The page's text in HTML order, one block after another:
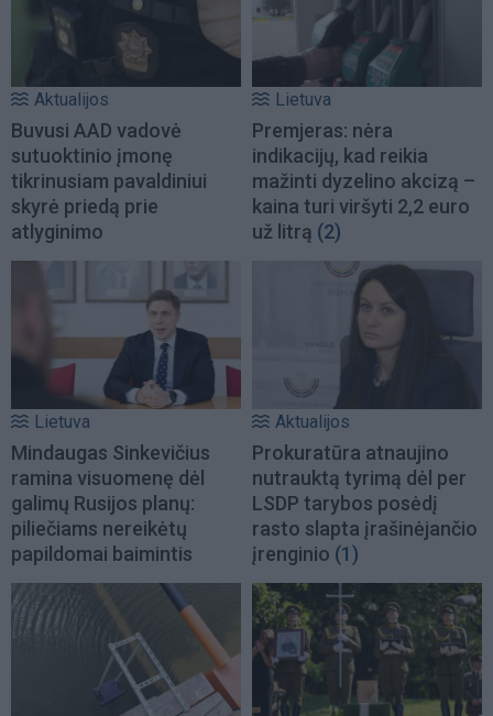
Aktualijos
Buvusi AAD vadovė
sutuoktinio įmonę
tikrinusiam pavaldiniui
skyrė priedą prie
atlyginimo
Lietuva
Premjeras: nėra
indikacijų, kad reikia
mažinti dyzelino akcizą –
kaina turi viršyti 2,2 euro
už litrą (2)
Lietuva
Mindaugas Sinkevičius
ramina visuomenę dėl
galimų Rusijos planų:
piliečiams nereikėtų
papildomai baimintis
Aktualijos
Prokuratūra atnaujino
nutrauktą tyrimą dėl per
LSDP tarybos posėdį
rasto slapta įrašinėjančio
įrenginio (1)